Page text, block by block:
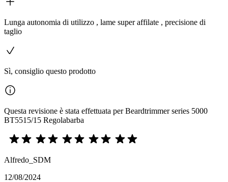
Lunga autonomia di utilizzo , lame super affilate , precisione di
taglio
Sì, consiglio questo prodotto
Questa revisione è stata effettuata per Beardtrimmer series 5000
BT5515/15 Regolabarba
Alfredo_SDM
12/08/2024